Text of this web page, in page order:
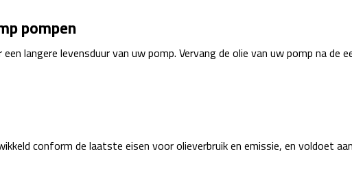
pompen
langere levensduur van uw pomp. Vervang de olie van uw pomp na de
conform de laatste eisen voor olieverbruik en emissie, en voldoet